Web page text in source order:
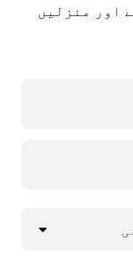
اور منزلیں